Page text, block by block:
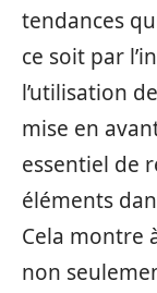
tendances
ce soit par
l’utilisation
mise en
essentiel de
éléments
Cela montre
non